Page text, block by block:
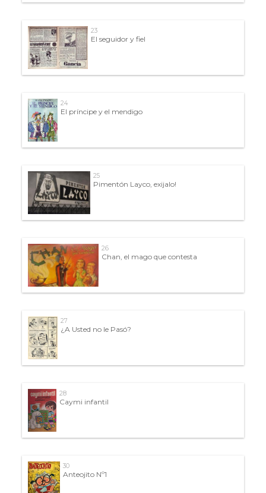
23
El seguidor y fiel
24
El príncipe y el mendigo
25
Pimentón Layco, exijalo!
26
Chan, el mago que contesta
27
¿A Usted no le Pasó?
28
Caymi infantil
30
Anteojito Nº1